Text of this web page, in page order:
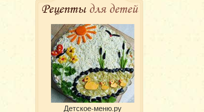
Рецепты для детей
Детское-меню.ру